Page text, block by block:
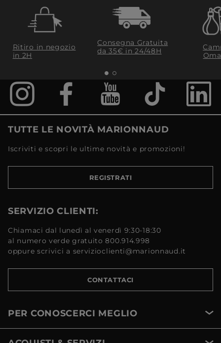
Ritiro in negozio
in 2H
Consegna Gratuita
da 35€​ in 24/48H
TUTTE LE NOVITÀ MARIONNAUD
Iscriviti e scopri le ultime novità e promozioni!
REGISTRATI
SERVIZIO CLIENTI:
Chiamaci dal lunedì al venerdì 9:30-18:30
al numero verde gratuito 800.914.998
oppure scrivici a servizioclienti@marionnaud.it
CONTATTACI
PER CONOSCERCI MEGLIO